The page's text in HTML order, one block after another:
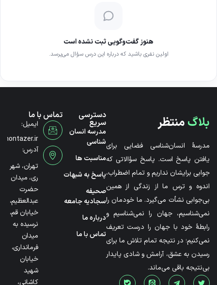
هنوز گفت‌وگویی ثبت نشده است
اولین نفری باشید که درباره این درس سؤال می‌پرسد.
بلاگمنتظر
مدرسۀ انسان‌شناسی فضایی برای
یافتن پاسخ است. پاسخ سؤالاتی که
جوابی برایشان نداریم و تمام اضطراب،
اندوه و ترس ما از زندگی از همین
بی‌جوابی نشأت می‌گیرد. ما خودمان را
نمی‌شناسیم، جهان را نمی‌شناسیم و
رابطۀ خود با جهان را درست تعریف
نمی‌کنیم؛ در نتیجه تمام تلاش ما برای
رسیدن به عشق، آرامش و شادی پایدار
بی‌نتیجه باقی می‌ماند.
دسترسی
سریع
مدرسه انسان
شناسی
مناسبت ها
پاسخ به شبهات
صحیفه
سجادیه جامعه
درباره ما
تماس با ما
تماس با ما
ایمیل:
آدرس:
تهران، شهر
ری، میدان
حضرت
عبدالعظیم،
خیابان قم،
نرسیده به
میدان
فرمانداری،
خیابان
شهید
کاشانی،